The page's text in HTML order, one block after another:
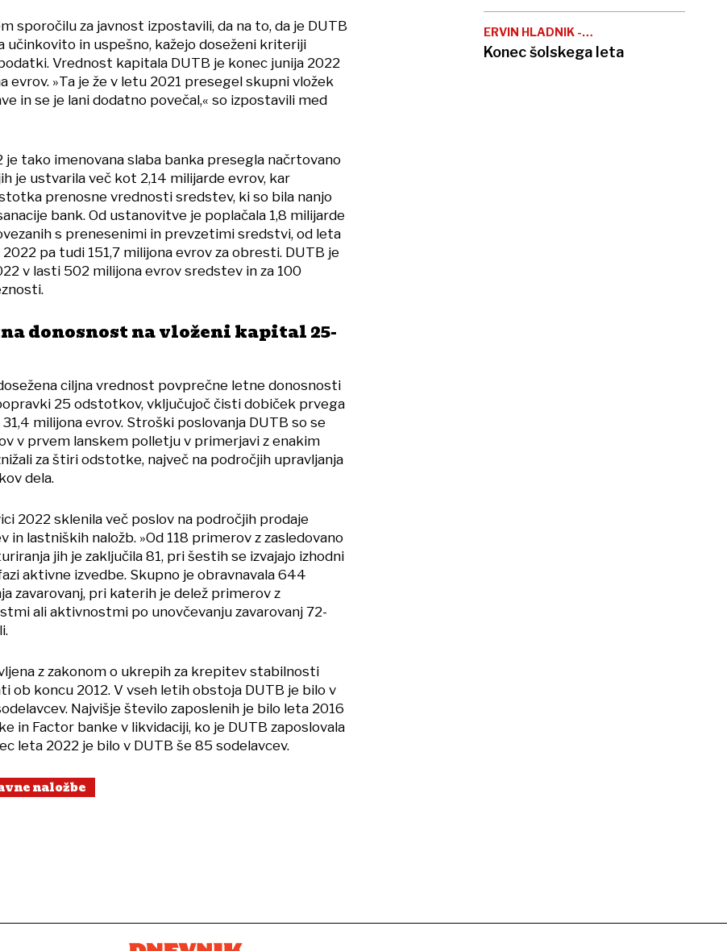
sporočilu za javnost izpostavili, da na to, da je DUTB
učinkovito in uspešno, kažejo doseženi kriteriji
Vrednost kapitala DUTB je konec junija 2022
evrov. »Ta je že v letu 2021 presegel skupni vložek
in se je lani dodatno povečal,« so izpostavili med
je tako imenovana slaba banka presegla načrtovano
je ustvarila več kot 2,14 milijarde evrov, kar
prenosne vrednosti sredstev, ki so bila nanjo
bank. Od ustanovitve je poplačala 1,8 milijarde
s prenesenimi in prevzetimi sredstvi, od leta
pa tudi 151,7 milijona evrov za obresti. DUTB je
v lasti 502 milijona evrov sredstev in za 100
donosnost na vloženi kapital 25-
ciljna vrednost povprečne letne donosnosti
25 odstotkov, vključujoč čisti dobiček prvega
milijona evrov. Stroški poslovanja DUTB so se
v prvem lanskem polletju v primerjavi z enakim
za štiri odstotke, največ na področjih upravljanja
dela.
2022 sklenila več poslov na področjih prodaje
in lastniških naložb. »Od 118 primerov z zasledovano
jih je zaključila 81, pri šestih se izvajajo izhodni
aktivne izvedbe. Skupno je obravnavala 644
zavarovanj, pri katerih je delež primerov z
ali aktivnostmi po unovčevanju zavarovanj 72-
z zakonom o ukrepih za krepitev stabilnosti
ob koncu 2012. V vseh letih obstoja DUTB je bilo v
Najvišje število zaposlenih je bilo leta 2016
in Factor banke v likvidaciji, ko je DUTB zaposlovala
leta 2022 je bilo v DUTB še 85 sodelavcev.
naložbe
ERVIN HLADNIK -
MILHARČIČ
Konec šolskega leta